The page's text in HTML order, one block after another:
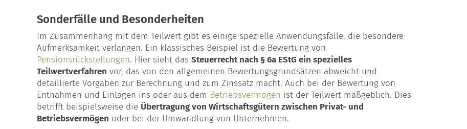
Sonderfälle und Besonderheiten
Im Zusammenhang mit dem Teilwert gibt es einige spezielle Anwendungsfälle, die besondere
Aufmerksamkeit verlangen. Ein klassisches Beispiel ist die Bewertung von
Pensionsrückstellungen. Hier sieht das Steuerrecht nach § 6a EStG ein spezielles
Teilwertverfahren vor, das von den allgemeinen Bewertungsgrundsätzen abweicht und
detaillierte Vorgaben zur Berechnung und zum Zinssatz macht. Auch bei der Bewertung von
Entnahmen und Einlagen ins oder aus dem Betriebsvermögen ist der Teilwert maßgeblich. Dies
betrifft beispielsweise die Übertragung von Wirtschaftsgütern zwischen Privat- und
Betriebsvermögen oder bei der Umwandlung von Unternehmen.